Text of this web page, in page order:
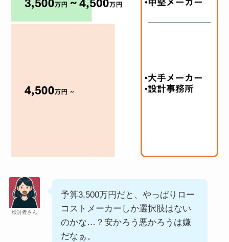
検討者さん
予算3,500万円だと、やっぱりロー
コストメーカーしか選択肢はない
のかな…？安かろう悪かろうは嫌
だなぁ。